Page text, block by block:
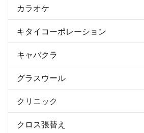
カラオケ
キタイコーポレーション
キャバクラ
グラスウール
クリニック
クロス張替え